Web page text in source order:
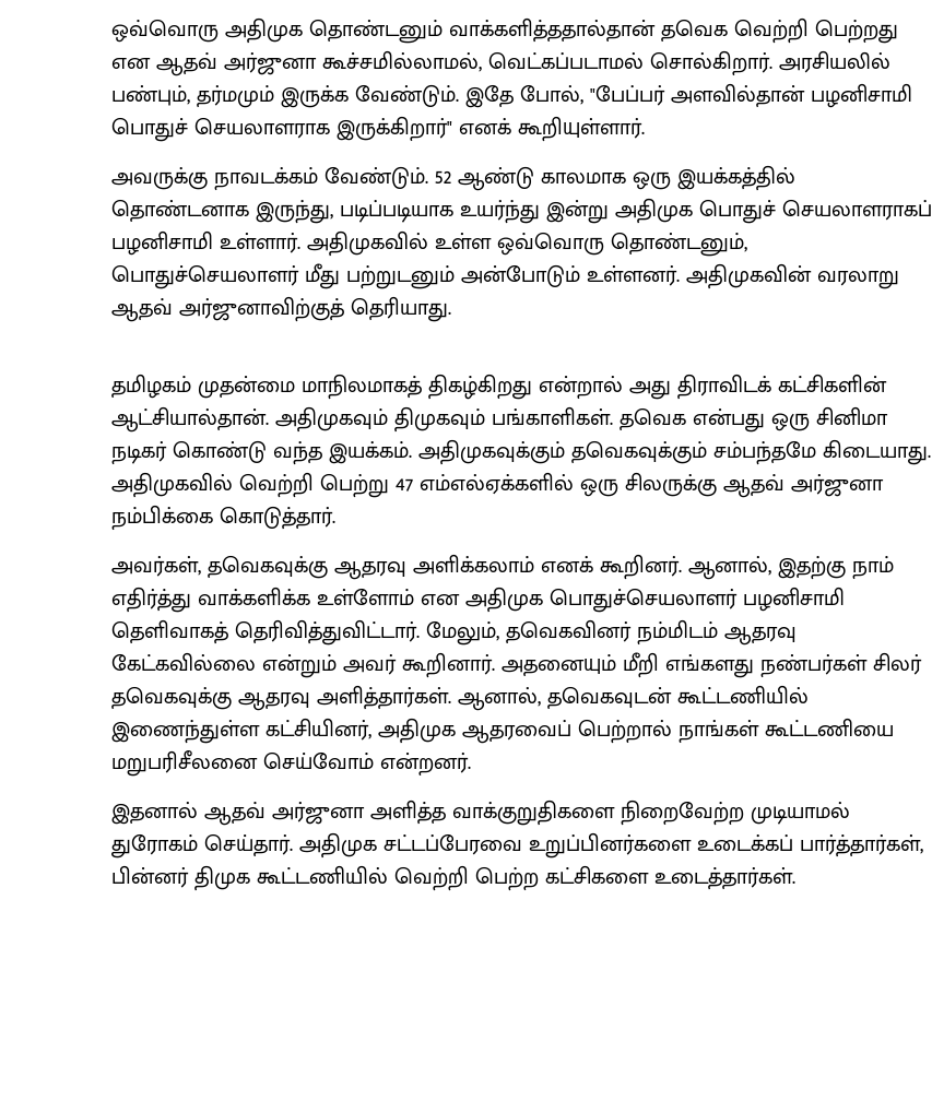
ஒவ்வொரு அதிமுக தொண்டனும் வாக்களித்ததால்தான் தவெக வெற்றி பெற்றது
என ஆதவ் அர்ஜுனா கூச்சமில்லாமல், வெட்கப்படாமல் சொல்கிறார். அரசியலில்
பண்பும், தர்மமும் இருக்க வேண்டும். இதே போல், "பேப்பர் அளவில்தான் பழனிசாமி
பொதுச் செயலாளராக இருக்கிறார்" எனக் கூறியுள்ளார்.
அவருக்கு நாவடக்கம் வேண்டும். 52 ஆண்டு காலமாக ஒரு இயக்கத்தில்
தொண்டனாக இருந்து, படிப்படியாக உயர்ந்து இன்று அதிமுக பொதுச் செயலாளராகப்
பழனிசாமி உள்ளார். அதிமுகவில் உள்ள ஒவ்வொரு தொண்டனும்,
பொதுச்செயலாளர் மீது பற்றுடனும் அன்போடும் உள்ளனர். அதிமுகவின் வரலாறு
ஆதவ் அர்ஜுனாவிற்குத் தெரியாது.
தமிழகம் முதன்மை மாநிலமாகத் திகழ்கிறது என்றால் அது திராவிடக் கட்சிகளின்
ஆட்சியால்தான். அதிமுகவும் திமுகவும் பங்காளிகள். தவெக என்பது ஒரு சினிமா
நடிகர் கொண்டு வந்த இயக்கம். அதிமுகவுக்கும் தவெகவுக்கும் சம்பந்தமே கிடையாது.
அதிமுகவில் வெற்றி பெற்று 47 எம்எல்ஏக்களில் ஒரு சிலருக்கு ஆதவ் அர்ஜுனா
நம்பிக்கை கொடுத்தார்.
அவர்கள், தவெகவுக்கு ஆதரவு அளிக்கலாம் எனக் கூறினர். ஆனால், இதற்கு நாம்
எதிர்த்து வாக்களிக்க உள்ளோம் என அதிமுக பொதுச்செயலாளர் பழனிசாமி
தெளிவாகத் தெரிவித்துவிட்டார். மேலும், தவெகவினர் நம்மிடம் ஆதரவு
கேட்கவில்லை என்றும் அவர் கூறினார். அதனையும் மீறி எங்களது நண்பர்கள் சிலர்
தவெகவுக்கு ஆதரவு அளித்தார்கள். ஆனால், தவெகவுடன் கூட்டணியில்
இணைந்துள்ள கட்சியினர், அதிமுக ஆதரவைப் பெற்றால் நாங்கள் கூட்டணியை
மறுபரிசீலனை செய்வோம் என்றனர்.
இதனால் ஆதவ் அர்ஜுனா அளித்த வாக்குறுதிகளை நிறைவேற்ற முடியாமல்
துரோகம் செய்தார். அதிமுக சட்டப்பேரவை உறுப்பினர்களை உடைக்கப் பார்த்தார்கள்,
பின்னர் திமுக கூட்டணியில் வெற்றி பெற்ற கட்சிகளை உடைத்தார்கள்.